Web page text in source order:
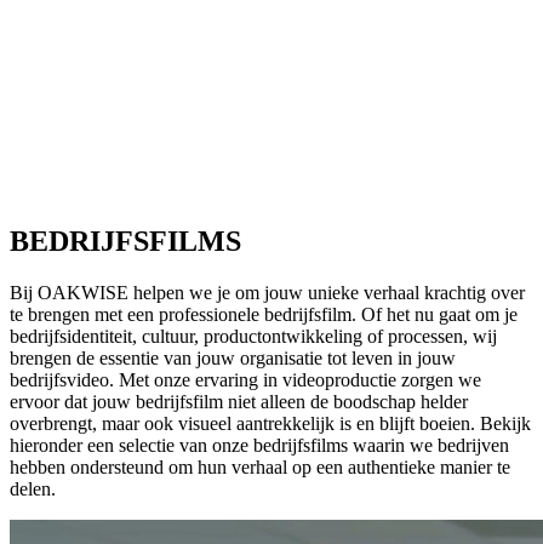
BEDRIJFSFILMS
Bij OAKWISE helpen we je om jouw unieke verhaal krachtig over
te brengen met een professionele bedrijfsfilm. Of het nu gaat om je
bedrijfsidentiteit, cultuur, productontwikkeling of processen, wij
brengen de essentie van jouw organisatie tot leven in jouw
bedrijfsvideo. Met onze ervaring in videoproductie zorgen we
ervoor dat jouw bedrijfsfilm niet alleen de boodschap helder
overbrengt, maar ook visueel aantrekkelijk is en blijft boeien. Bekijk
hieronder een selectie van onze bedrijfsfilms waarin we bedrijven
hebben ondersteund om hun verhaal op een authentieke manier te
delen.